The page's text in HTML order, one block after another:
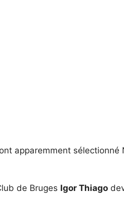
apparemment sélectionné
de Bruges Igor Thiago